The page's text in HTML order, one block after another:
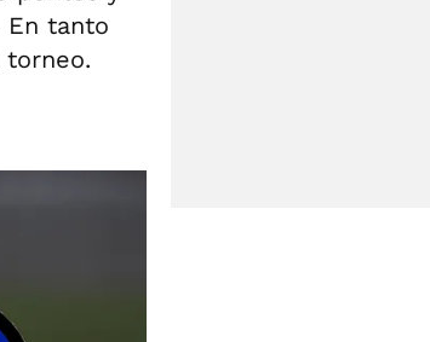
En tanto